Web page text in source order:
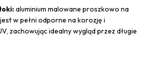
aluminium malowane proszkowo na
w pełni odporne na korozję i
zachowując idealny wygląd przez długie